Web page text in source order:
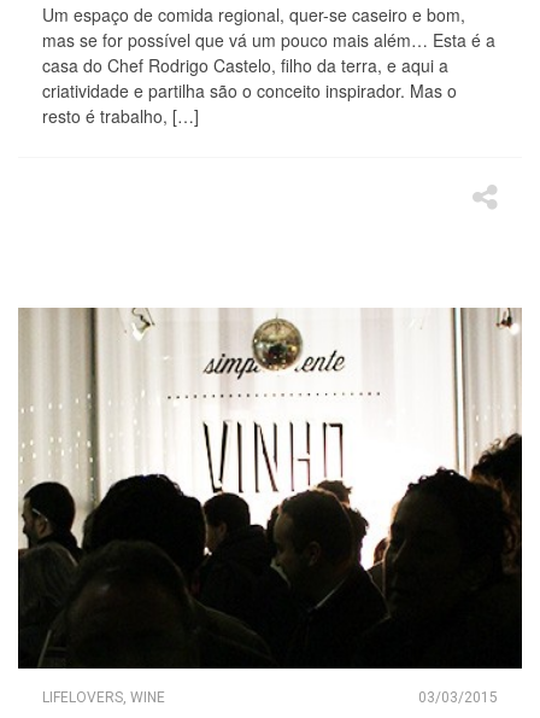
Um espaço de comida regional, quer-se caseiro e bom,
mas se for possível que vá um pouco mais além… Esta é a
casa do Chef Rodrigo Castelo, filho da terra, e aqui a
criatividade e partilha são o conceito inspirador. Mas o
resto é trabalho, […]
LIFELOVERS, WINE 03/03/2015